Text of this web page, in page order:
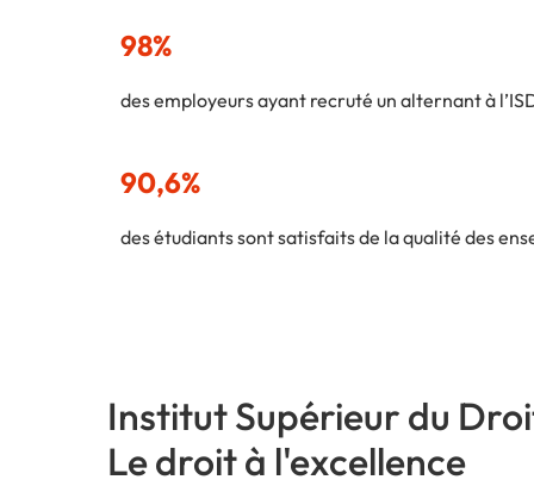
98%
des employeurs ayant recruté un alternant à
90,6%
des étudiants sont satisfaits de la qualité des
Institut Supérieur du
Le droit à l'excellence